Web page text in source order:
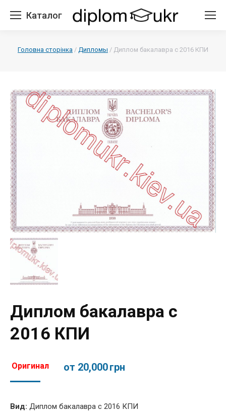
Каталог
Головна сторінка / Дипломы / Диплом бакалавра с 2016 КПИ
Диплом бакалавра с
2016 КПИ
Оригинал от 20,000грн
Вид: Диплом бакалавра с 2016 КПИ